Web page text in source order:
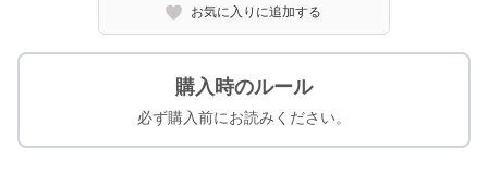
お気に入りに追加する
購入時のルール
必ず購入前にお読みください。